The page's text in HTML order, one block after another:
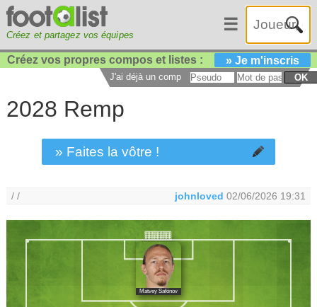
Créez et partagez vos équipes
☰
Créez vos propres compos et listes : » Je m'inscris
J'ai déjà un compte : OK
2028 Remp
» Faites la vôtre !
/ / johnloved 02/06/2026 19:31
Matvey Safónov